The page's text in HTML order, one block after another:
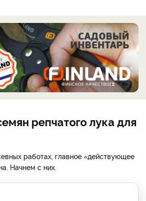
репчатого лука для
работах, главное «действующее
Начнем с них.